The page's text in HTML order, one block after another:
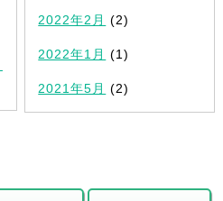
2022年2月 (2)
2022年1月 (1)
2021年5月 (2)